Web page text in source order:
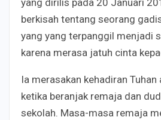
yang dirilis pada 20 Januari
berkisah tentang seorang
yang yang terpanggil menjadi
karena merasa jatuh cinta
Ia merasakan kehadiran
ketika beranjak remaja dan
sekolah. Masa-masa remaja